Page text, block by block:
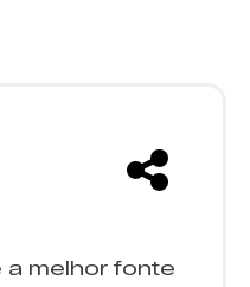
a melhor fonte